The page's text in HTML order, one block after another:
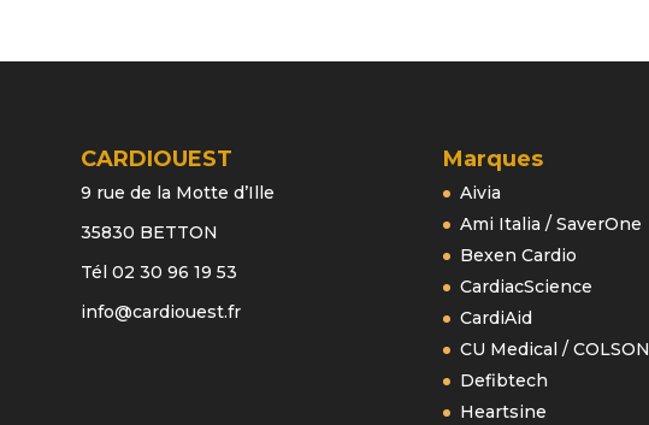
CARDIOUEST
9 rue de la Motte d’Ille
35830 BETTON
Tél 02 30 96 19 53
info@cardiouest.fr
Marques
Aivia
Ami Italia / SaverOne
Bexen Cardio
CardiacScience
CardiAid
CU Medical / COLSON
Defibtech
Heartsine